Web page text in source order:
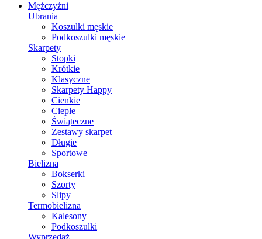
Mężczyźni
Ubrania
Koszulki męskie
Podkoszulki męskie
Skarpety
Stopki
Krótkie
Klasyczne
Skarpety Happy
Cienkie
Ciepłe
Świąteczne
Zestawy skarpet
Długie
Sportowe
Bielizna
Bokserki
Szorty
Slipy
Termobielizna
Kalesony
Podkoszulki
Wyprzedaż